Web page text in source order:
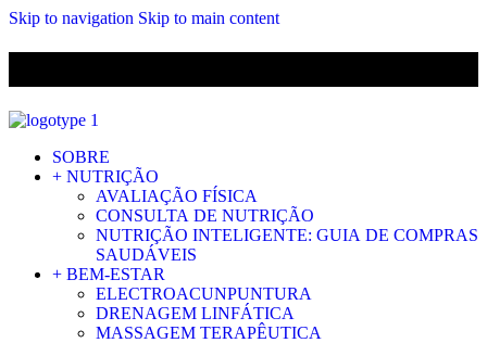
Skip to navigation Skip to main content
SOBRE
+ NUTRIÇÃO
AVALIAÇÃO FÍSICA
CONSULTA DE NUTRIÇÃO
NUTRIÇÃO INTELIGENTE: GUIA DE COMPRAS
SAUDÁVEIS
+ BEM-ESTAR
ELECTROACUNPUNTURA
DRENAGEM LINFÁTICA
MASSAGEM TERAPÊUTICA